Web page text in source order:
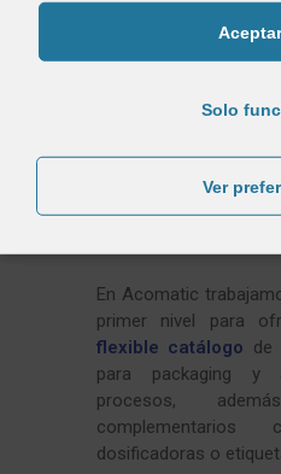
Solo
Ver
NUESTRO
En Acomatic
primer nivel para
flexible catálogo de
para packaging y
procesos,
complementarios
dosificadoras o